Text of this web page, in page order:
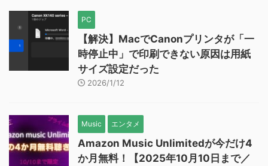
PC
【解決】MacでCanonプリンタが「一
時停止中」で印刷できない原因は用紙
サイズ設定だった
2026/1/12
Music エンタメ
Amazon Music Unlimitedが今だけ4
か月無料！【2025年10月10日まで／